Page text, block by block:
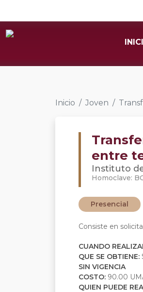
Inicio Joven
entre
Instituto
Homoclave:
Presencial
Consiste en
CUANDO
QUE SE OBTIENE:
SIN VIGENCIA
COSTO: 90.00
QUIEN PUEDE